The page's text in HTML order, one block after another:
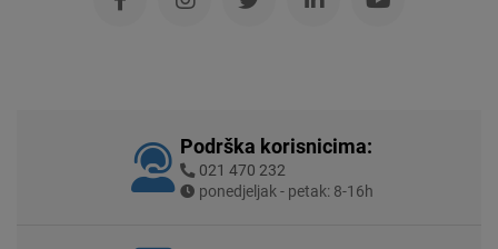
Podrška korisnicima:
021 470 232
ponedjeljak - petak: 8-16h